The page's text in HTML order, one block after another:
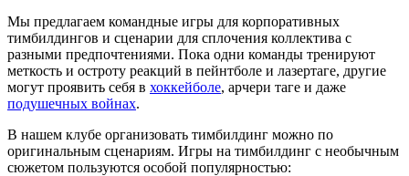
Мы предлагаем командные игры для корпоративных
тимбилдингов и сценарии для сплочения коллектива с
разными предпочтениями. Пока одни команды тренируют
меткость и остроту реакций в пейнтболе и лазертаге, другие
могут проявить себя в хоккейболе, арчери таге и даже
подушечных войнах.
В нашем клубе организовать тимбилдинг можно по
оригинальным сценариям. Игры на тимбилдинг с необычным
сюжетом пользуются особой популярностью: